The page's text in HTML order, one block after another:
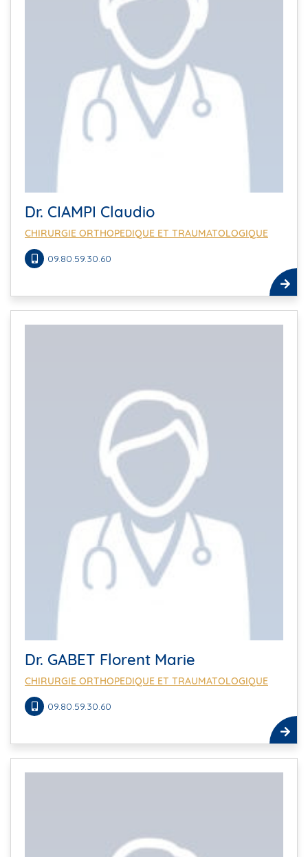
Dr. CIAMPI Claudio
CHIRURGIE ORTHOPEDIQUE ET TRAUMATOLOGIQUE
09.80.59.30.60
Dr. GABET Florent Marie
CHIRURGIE ORTHOPEDIQUE ET TRAUMATOLOGIQUE
09.80.59.30.60